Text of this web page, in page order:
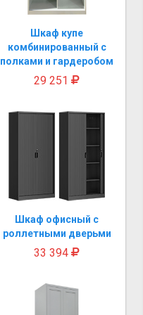
Шкаф купе
комбинированный с
полками и гардеробом
29 251
Шкаф офисный с
роллетными дверьми
33 394